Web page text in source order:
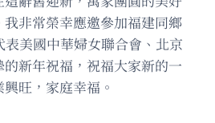
非常榮幸應邀參加福建同鄉
美國中華婦女聯合會、北京
新年祝福，祝福大家新的一
旺，家庭幸福。